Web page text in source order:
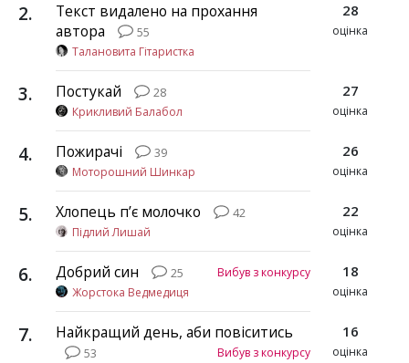
2.
Текст видалено на прохання
автора
55
Талановита Гітаристка
28
оцінка
3. Постукай
28
Крикливий Балабол
27
оцінка
4. Пожирачі
39
Моторошний Шинкар
26
оцінка
5. Хлопець пʼє молочко
42
Підлий Лишай
22
оцінка
6. Добрий син 25
Вибув з конкурсу
Жорстока Ведмедиця
18
оцінка
7. Найкращий день, аби повіситись
53
Вибув з конкурсу
16
оцінка